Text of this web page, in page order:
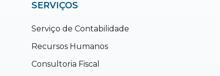
SERVIÇOS
Serviço de Contabilidade
Recursos Humanos
Consultoria Fiscal